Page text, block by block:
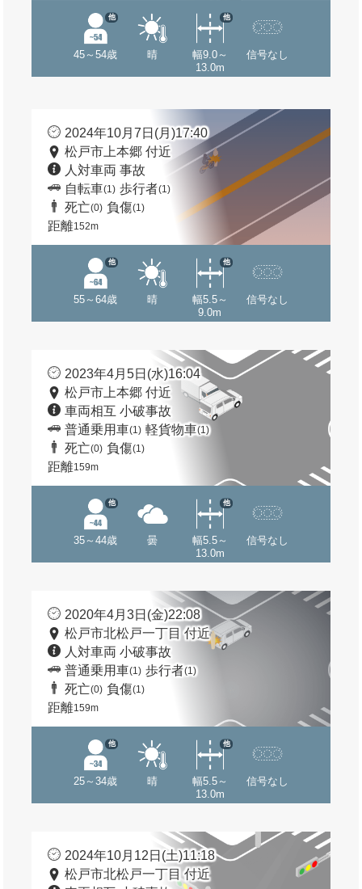
45～54歳
他
晴
幅9.0～
13.0m
他
信号なし
2024年10月7日(月)17:40
松戸市上本郷 付近
人対車両 事故
自転車(1) 歩行者(1)
死亡(0) 負傷(1)
距離152m
55～64歳
他
晴
幅5.5～
9.0m
他
信号なし
2023年4月5日(水)16:04
松戸市上本郷 付近
車両相互 小破事故
普通乗用車(1) 軽貨物車(1)
死亡(0) 負傷(1)
距離159m
35～44歳
他
曇
幅5.5～
13.0m
他
信号なし
2020年4月3日(金)22:08
松戸市北松戸一丁目 付近
人対車両 小破事故
普通乗用車(1) 歩行者(1)
死亡(0) 負傷(1)
距離159m
25～34歳
他
晴
幅5.5～
13.0m
他
信号なし
2024年10月12日(土)11:18
松戸市北松戸一丁目 付近